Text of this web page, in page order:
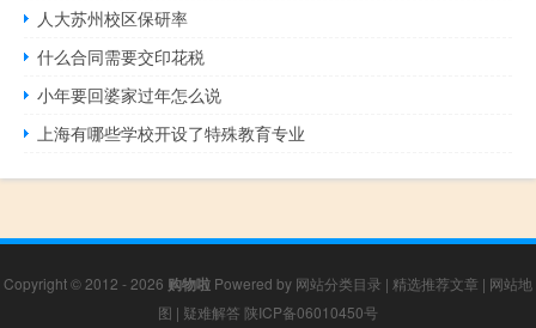
人大苏州校区保研率
什么合同需要交印花税
小年要回婆家过年怎么说
上海有哪些学校开设了特殊教育专业
Copyright © 2012 - 2026 购物啦 Powered by 网站分类目录 | 精选推荐文章 | 网站地
图 | 疑难解答 陕ICP备06010450号